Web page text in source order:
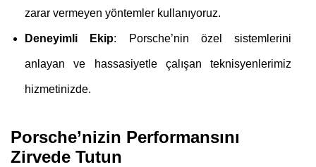
zarar vermeyen yöntemler kullanıyoruz.
Deneyimli Ekip: Porsche’nin özel sistemlerini
anlayan ve hassasiyetle çalışan teknisyenlerimiz
hizmetinizde.
Porsche’nizin Performansını
Zirvede Tutun